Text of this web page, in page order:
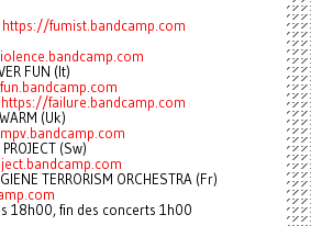
https://fumist.bandcamp.com
FUN (It)
https://failure.bandcamp.com
(Uk)
(Sw)
TERRORISM ORCHESTRA (Fr)
18h00, fin des concerts 1h00